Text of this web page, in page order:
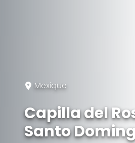
Mexique
Capilla del
Santo